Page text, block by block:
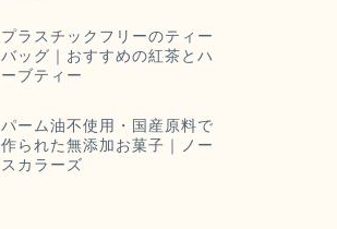
プラスチックフリーのティー
バッグ｜おすすめの紅茶とハ
ーブティー
パーム油不使用・国産原料で
作られた無添加お菓子｜ノー
スカラーズ